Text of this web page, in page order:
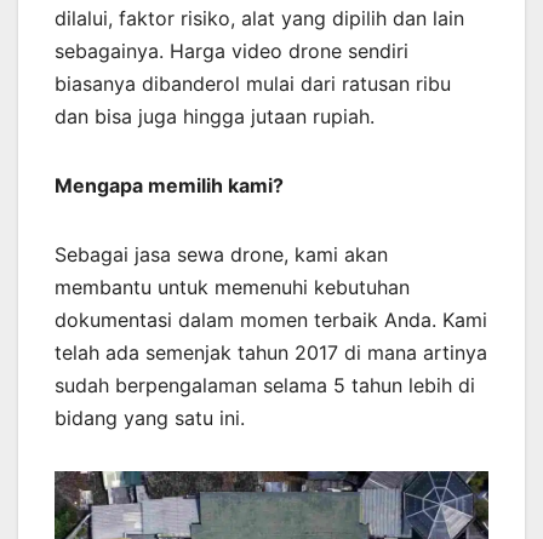
dilalui, faktor risiko, alat yang dipilih dan lain
sebagainya. Harga video drone sendiri
biasanya dibanderol mulai dari ratusan ribu
dan bisa juga hingga jutaan rupiah.
Mengapa memilih kami?
Sebagai jasa sewa drone, kami akan
membantu untuk memenuhi kebutuhan
dokumentasi dalam momen terbaik Anda. Kami
telah ada semenjak tahun 2017 di mana artinya
sudah berpengalaman selama 5 tahun lebih di
bidang yang satu ini.